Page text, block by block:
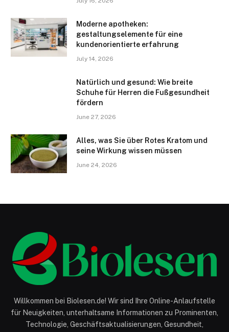
Moderne apotheken:
gestaltungselemente für eine
kundenorientierte erfahrung
July 14, 2026
Natürlich und gesund: Wie breite
Schuhe für Herren die Fußgesundheit
fördern
June 27, 2026
Alles, was Sie über Rotes Kratom und
seine Wirkung wissen müssen
June 24, 2026
Willkommen bei Biolesen.de! Wir sind Ihre Online-Anlaufstelle
für Neuigkeiten, unterhaltsame Informationen zu Prominenten,
Technologie, Geschäftsaktualisierungen, Gesundheit,